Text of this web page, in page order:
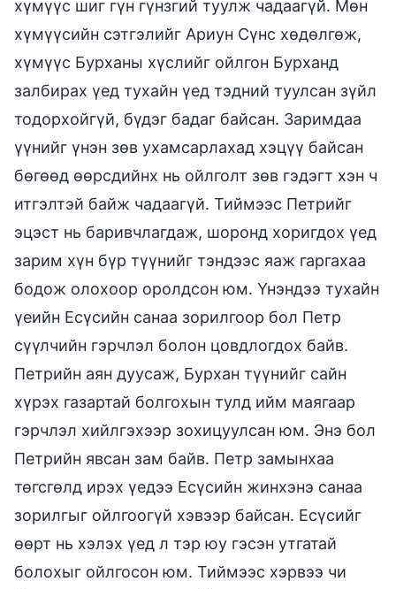
хүмүүс шиг гүн гүнзгий туулж чадаагүй. Мөн
хүмүүсийн сэтгэлийг Ариун Сүнс хөдөлгөж,
хүмүүс Бурханы хүслийг ойлгон Бурханд
залбирах үед тухайн үед тэдний туулсан зүйл
тодорхойгүй, бүдэг бадаг байсан. Заримдаа
үүнийг үнэн зөв ухамсарлахад хэцүү байсан
бөгөөд өөрсдийнх нь ойлголт зөв гэдэгт хэн ч
итгэлтэй байж чадаагүй. Тиймээс Петрийг
эцэст нь баривчлагдаж, шоронд хоригдох үед
зарим хүн бүр түүнийг тэндээс яаж гаргахаа
бодож олохоор оролдсон юм. Үнэндээ тухайн
үеийн Есүсийн санаа зорилгоор бол Петр
сүүлчийн гэрчлэл болон цовдлогдох байв.
Петрийн аян дуусаж, Бурхан түүнийг сайн
хүрэх газартай болгохын тулд ийм маягаар
гэрчлэл хийлгэхээр зохицуулсан юм. Энэ бол
Петрийн явсан зам байв. Петр замынхаа
төгсгөлд ирэх үедээ Есүсийн жинхэнэ санаа
зорилгыг ойлгоогүй хэвээр байсан. Есүсийг
өөрт нь хэлэх үед л тэр юу гэсэн утгатай
болохыг ойлгосон юм. Тиймээс хэрвээ чи